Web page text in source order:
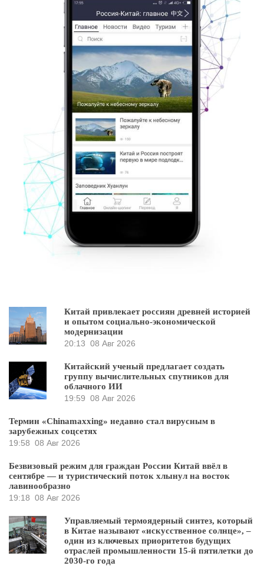
Китай привлекает россиян древней историей
и опытом социально-экономической
модернизации
20:13 08 Авг 2026
Китайский ученый предлагает создать
группу вычислительных спутников для
облачного ИИ
19:59 08 Авг 2026
Термин «Chinamaxxing» недавно стал вирусным в
зарубежных соцсетях
19:58 08 Авг 2026
Безвизовый режим для граждан России Китай ввёл в
сентябре — и туристический поток хлынул на восток
лавинообразно
19:18 08 Авг 2026
Управляемый термоядерный синтез, который
в Китае называют «искусственное солнце», –
один из ключевых приоритетов будущих
отраслей промышленности 15-й пятилетки до
2030-го года